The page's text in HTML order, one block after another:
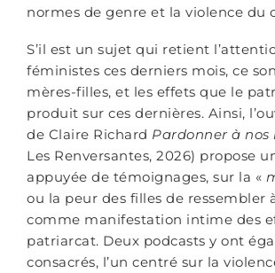
normes de genre et la violence du
S’il est un sujet qui retient
féministes ces derniers mois, ce
mères-filles, et les effets que le
produit sur ces dernières. Ainsi,
de Claire Richard Pardonner à nos
Les Renversantes, 2026) propose
appuyée de témoignages, sur la «
ou la peur des filles de ressembler
comme manifestation intime des
patriarcat. Deux podcasts y ont
consacrés, l’un centré sur la